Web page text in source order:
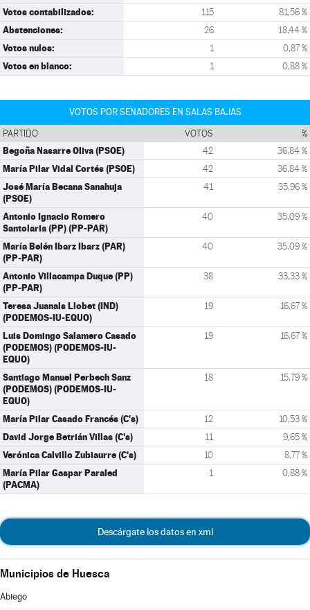
Votos contabilizados: 115 81,56 %
Abstenciones: 26 18,44 %
Votos nulos: 1 0,87 %
Votos en blanco: 1 0,88 %
VOTOS POR SENADORES EN SALAS BAJAS
PARTIDO VOTOS %
Begoña Nasarre Oliva (PSOE) 42 36,84 %
María Pilar Vidal Cortés (PSOE) 42 36,84 %
José María Becana Sanahuja
(PSOE)
41 35,96 %
Antonio Ignacio Romero
Santolaria (PP) (PP-PAR)
40 35,09 %
María Belén Ibarz Ibarz (PAR)
(PP-PAR)
40 35,09 %
Antonio Villacampa Duque (PP)
(PP-PAR)
38 33,33 %
Teresa Juanals Llobet (IND)
(PODEMOS-IU-EQUO)
19 16,67 %
Luis Domingo Salamero Casado
(PODEMOS) (PODEMOS-IU-
EQUO)
19 16,67 %
Santiago Manuel Perbech Sanz
(PODEMOS) (PODEMOS-IU-
EQUO)
18 15,79 %
María Pilar Casado Francés (C's) 12 10,53 %
David Jorge Betrián Villas (C's) 11 9,65 %
Verónica Calvillo Zubiaurre (C's) 10 8,77 %
María Pilar Gaspar Paraled
(PACMA)
1 0,88 %
Descárgate los datos en xml
Municipios de Huesca
Abiego